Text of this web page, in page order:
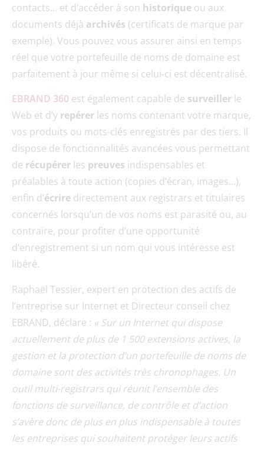
contacts… et d’accéder à son historique ou aux
documents déjà archivés (certificats de marque par
exemple). Vous pouvez vous assurer ainsi en temps
réel que votre portefeuille de noms de domaine est
parfaitement à jour même si celui-ci est décentralisé.
EBRAND 360 est également capable de surveiller le
Web et d’y repérer les noms contenant votre marque,
vos produits ou mots-clés enregistrés par des tiers. Il
dispose de fonctionnalités avancées vous permettant
de récupérer les preuves indispensables et
préalables à toute action (copies d’écran, images…),
enfin d’écrire directement aux registrars et titulaires
concernés lorsqu’un de vos noms est parasité ou, au
contraire, pour profiter d’une opportunité
d’enregistrement si un nom qui vous intéresse est
libéré.
Raphaël Tessier, expert en protection des actifs de
l’entreprise sur Internet et Directeur conseil chez
EBRAND, déclare : « Sur un Internet qui dispose
actuellement de plus de 1 500 extensions actives, la
gestion et la protection d’un portefeuille de noms de
domaine sont des activités très chronophages. Un
outil multi-registrars qui réunit l’ensemble des
fonctions de surveillance, de contrôle et d’action
s’avère donc de plus en plus indispensable à toutes
les entreprises qui souhaitent protéger leurs actifs